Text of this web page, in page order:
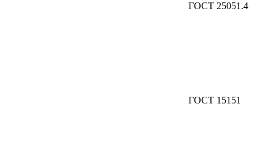
ГОСТ 25051.4
ГОСТ 15151